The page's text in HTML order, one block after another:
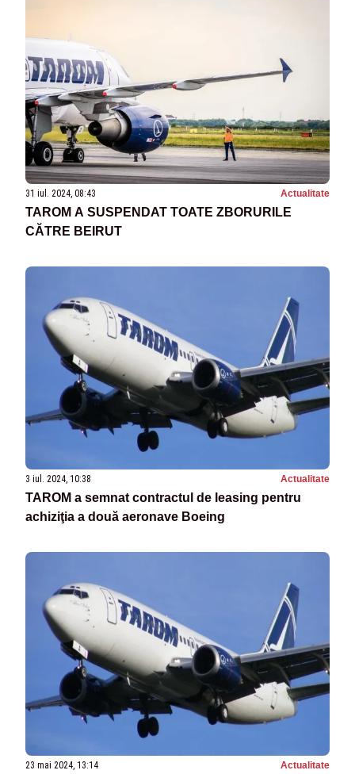
31 iul. 2024, 08:43 Actualitate
TAROM A SUSPENDAT TOATE ZBORURILE
CĂTRE BEIRUT
3 iul. 2024, 10:38 Actualitate
TAROM a semnat contractul de leasing pentru
achiziţia a două aeronave Boeing
23 mai 2024, 13:14 Actualitate